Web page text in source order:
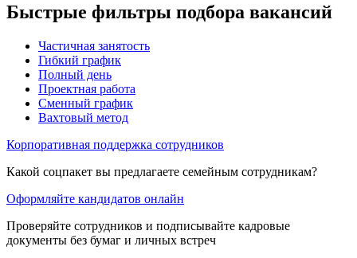
Быстрые фильтры подбора вакансий
Частичная занятость
Гибкий график
Полный день
Проектная работа
Сменный график
Вахтовый метод
Корпоративная поддержка сотрудников
Какой соцпакет вы предлагаете семейным сотрудникам?
Оформляйте кандидатов онлайн
Проверяйте сотрудников и подписывайте кадровые
документы без бумаг и личных встреч